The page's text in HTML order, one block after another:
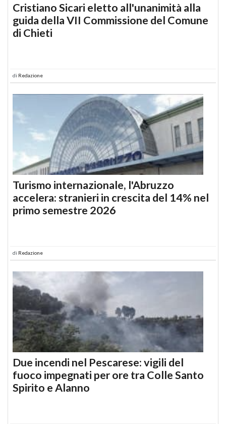
Cristiano Sicari eletto all'unanimità alla
guida della VII Commissione del Comune
di Chieti
di Redazione
Turismo internazionale, l'Abruzzo
accelera: stranieri in crescita del 14% nel
primo semestre 2026
di Redazione
Due incendi nel Pescarese: vigili del
fuoco impegnati per ore tra Colle Santo
Spirito e Alanno